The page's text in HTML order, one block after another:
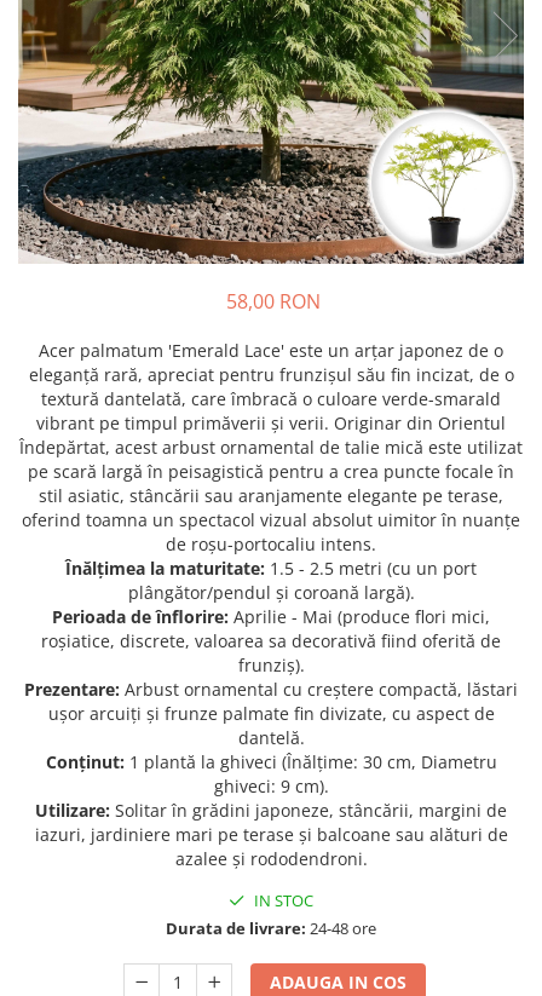
Bulbi de Echinacea
Bulbi de Frezie
Bulbi de Fritillaria
Bulbi de Gaillardia (Kokarda)
Bulbi de Gladiole
Bulbi de Irisi - Stanjenel
Bulbi de Lalele
Bulbi de Leucanthemum
Bulbi de Ranunculus
Bulbi de Tigridia
Bulbi de Zambile
Bulbi de Zantedeschia
Bulbi Sparaxis
Mixuri de Bulbi
Seminte de Ierburi
Seminte de Legume/Fructe
Păr - Pyrus communis
Smochini - Ficus carica
Viță de Vie - Vitis
Zmeur - Rubus
58,00 RON
Acer palmatum 'Emerald Lace' este un arțar japonez de o
eleganță rară, apreciat pentru frunzișul său fin incizat, de o
textură dantelată, care îmbracă o culoare verde-smarald
vibrant pe timpul primăverii și verii. Originar din Orientul
Îndepărtat, acest arbust ornamental de talie mică este utilizat
pe scară largă în peisagistică pentru a crea puncte focale în
stil asiatic, stâncării sau aranjamente elegante pe terase,
oferind toamna un spectacol vizual absolut uimitor în nuanțe
de roșu-portocaliu intens.
Înălțimea la maturitate: 1.5 - 2.5 metri (cu un port
plângător/pendul și coroană largă).
Perioada de înflorire: Aprilie - Mai (produce flori mici,
roșiatice, discrete, valoarea sa decorativă fiind oferită de
frunziș).
Prezentare: Arbust ornamental cu creștere compactă, lăstari
ușor arcuiți și frunze palmate fin divizate, cu aspect de
dantelă.
Conținut: 1 plantă la ghiveci (Înălțime: 30 cm, Diametru
ghiveci: 9 cm).
Utilizare: Solitar în grădini japoneze, stâncării, margini de
iazuri, jardiniere mari pe terase și balcoane sau alături de
azalee și rododendroni.
IN STOC
Durata de livrare: 24-48 ore
ADAUGA IN COS